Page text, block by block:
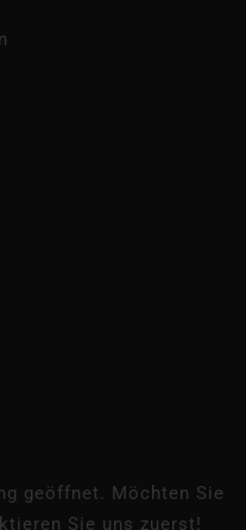
geöffnet. Möchten Sie
Sie uns zuerst!